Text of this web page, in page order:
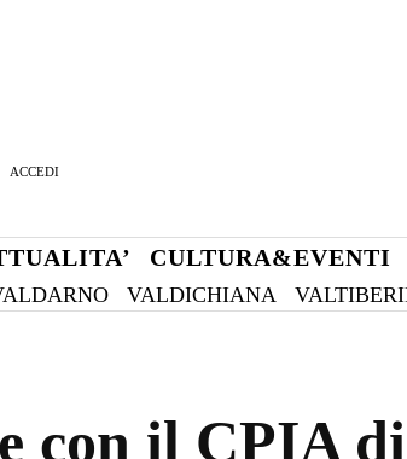
ACCEDI
CULTURA&EVENTI
VALDICHIANA
con il CPIA